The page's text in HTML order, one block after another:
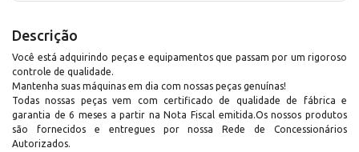
Descrição
Você está adquirindo peças e equipamentos que passam por um rigoroso
controle de qualidade.
Mantenha suas máquinas em dia com nossas peças genuínas!
Todas nossas peças vem com certificado de qualidade de fábrica e
garantia de 6 meses a partir na Nota Fiscal emitida.Os nossos produtos
são fornecidos e entregues por nossa Rede de Concessionários
Autorizados.